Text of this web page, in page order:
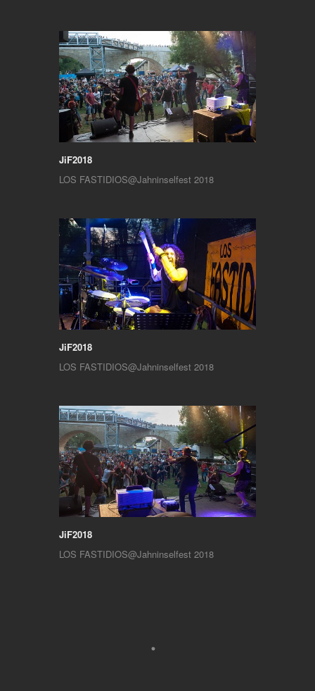
JiF2018
LOS FASTIDIOS@Jahninselfest 2018
JiF2018
LOS FASTIDIOS@Jahninselfest 2018
JiF2018
LOS FASTIDIOS@Jahninselfest 2018